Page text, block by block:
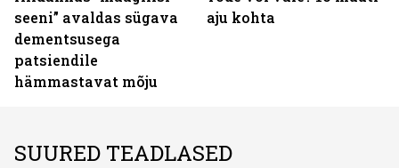
seeni” avaldas sügava
dementsusega
patsiendile
hämmastavat mõju
aju kohta
SUURED TEADLASED